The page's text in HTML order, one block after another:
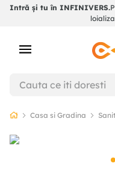
Intră și tu în INFINIVERS.
Casa si Gradina